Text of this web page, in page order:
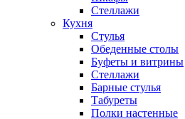
Стеллажи
Кухня
Стулья
Обеденные столы
Буфеты и витрины
Стеллажи
Барные стулья
Табуреты
Полки настенные